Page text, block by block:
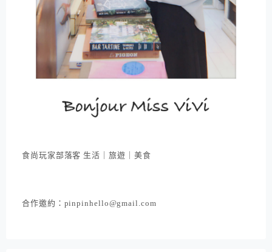
食尚玩家部落客 生活｜旅遊｜美食
合作邀約：pinpinhello@gmail.com